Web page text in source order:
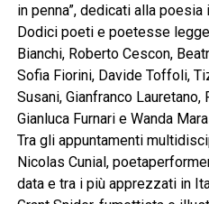
in penna”, dedicati alla
Dodici poeti e poetesse
Bianchi, Roberto Cescon,
Sofia Fiorini, Davide Toffoli,
Susani, Gianfranco
Gianluca Furnari e Wanda
Tra gli appuntamenti
Nicolas Cunial,
data e tra i più apprezzati in